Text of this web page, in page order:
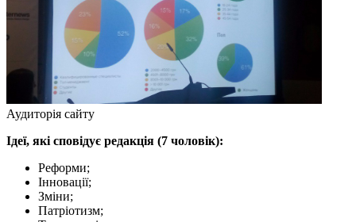
Аудиторія сайту
Ідеї, які сповідує редакція (7 чоловік):
Реформи;
Інновації;
Зміни;
Патріотизм;